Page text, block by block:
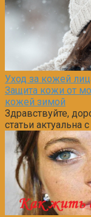
Уход за кожей
Защита кожи от
кожей зимой
Здравствуйте,
статьи актуальна